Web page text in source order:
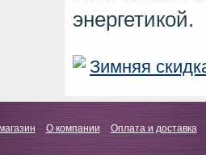
энергетикой.
Зимняя
О компании Оплата и доставка